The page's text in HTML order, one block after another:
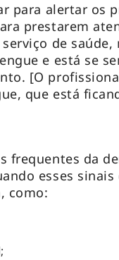
para alertar os
prestarem
serviço de
e está se
[O
que está
frequentes da
esses
como: